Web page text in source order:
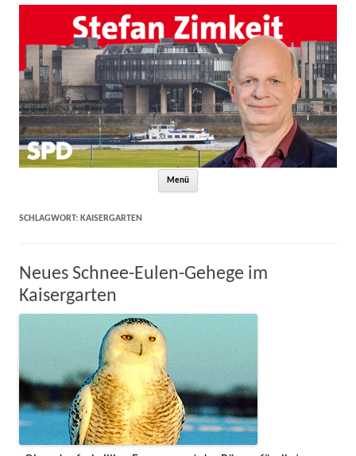
Menü
SCHLAGWORT: KAISERGARTEN
Neues Schnee-Eulen-Gehege im
Kaisergarten